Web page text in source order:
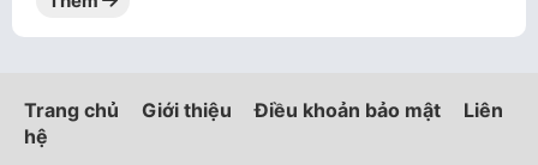
Trang chủ Giới thiệu Điều khoản bảo mật
Liên
hệ